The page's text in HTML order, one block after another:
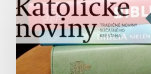
slove
vo
vydaní
Katolíckych